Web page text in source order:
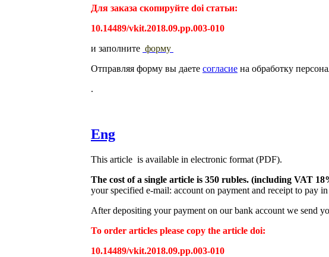
Для заказа скопируйте doi статьи:
10.14489/vkit.2018.09.pp.003-010
и заполните форму
Отправляя форму вы даете согласие на обработку
.
Eng
This article is available in electronic format (PDF).
The cost of a single article is 350 rubles. (including VAT
your specified e-mail: account on payment and receipt to pay
After depositing your payment on our bank account we send
To order articles please copy the article doi:
10.14489/vkit.2018.09.pp.003-010